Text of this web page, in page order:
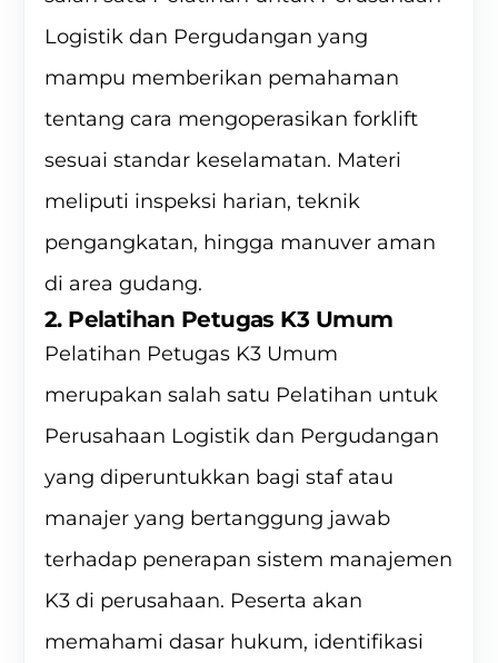
Logistik dan Pergudangan yang
mampu memberikan pemahaman
tentang cara mengoperasikan forklift
sesuai standar keselamatan. Materi
meliputi inspeksi harian, teknik
pengangkatan, hingga manuver aman
di area gudang.
2. Pelatihan Petugas K3 Umum
Pelatihan Petugas K3 Umum
merupakan salah satu Pelatihan untuk
Perusahaan Logistik dan Pergudangan
yang diperuntukkan bagi staf atau
manajer yang bertanggung jawab
terhadap penerapan sistem manajemen
K3 di perusahaan. Peserta akan
memahami dasar hukum, identifikasi